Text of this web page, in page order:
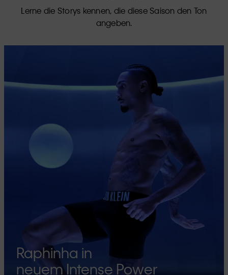
Lerne die Storys kennen, die diese Saison den Ton
angeben.
Raphinha in
neuem Intense Power